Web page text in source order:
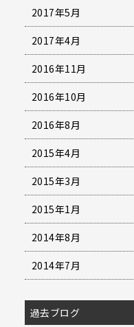
2017年5月
2017年4月
2016年11月
2016年10月
2016年8月
2015年4月
2015年3月
2015年1月
2014年8月
2014年7月
過去ブログ